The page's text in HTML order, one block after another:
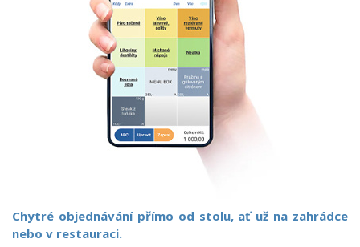
Chytré objednávání přímo od stolu, ať už na zahrádce
nebo v restauraci.